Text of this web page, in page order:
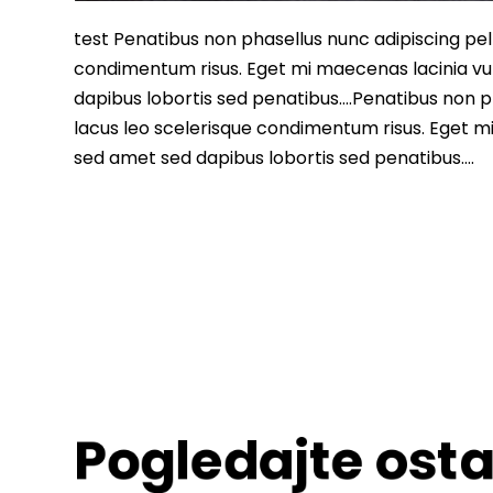
test Penatibus non phasellus nunc adipiscing
condimentum risus. Eget mi maecenas lacinia
dapibus lobortis sed penatibus….Penatibus non
lacus leo scelerisque condimentum risus. Eget
sed amet sed dapibus lobortis sed penatibus….
Pogledajte